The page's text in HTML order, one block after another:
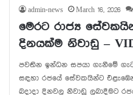
admin-news March 16, 2026
මෙරට රාජ්‍ය
දිනයක්ම නිවාඩු –
පවතින ඉන්ධන සපයා ගැනීමේ
සඳහා රජයේ සේවකයින්ට
බදාදා දිනවල නිවාඩු ලබාදීමට